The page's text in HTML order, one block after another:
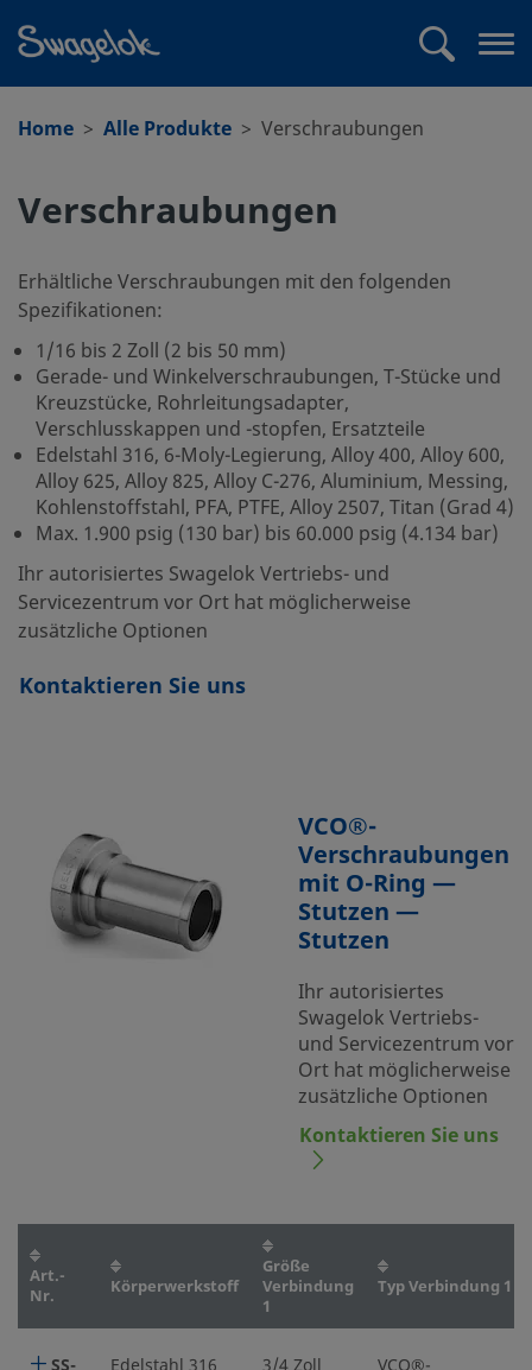
Home
Alle Produkte Verschraubungen
Verschraubungen
Erhältliche Verschraubungen mit den folgenden
Spezifikationen:
1/16 bis 2 Zoll (2 bis 50 mm)
Gerade- und Winkelverschraubungen, T-Stücke und
Kreuzstücke, Rohrleitungsadapter,
Verschlusskappen und -stopfen, Ersatzteile
Edelstahl 316, 6-Moly-Legierung, Alloy 400, Alloy 600,
Alloy 625, Alloy 825, Alloy C-276, Aluminium, Messing,
Kohlenstoffstahl, PFA, PTFE, Alloy 2507, Titan (Grad 4)
Max. 1.900 psig (130 bar) bis 60.000 psig (4.134 bar)
Ihr autorisiertes Swagelok Vertriebs- und
Servicezentrum vor Ort hat möglicherweise
zusätzliche Optionen
Kontaktieren Sie uns
VCO®-
Verschraubungen
mit O-Ring —
Stutzen —
Stutzen
Ihr autorisiertes
Swagelok Vertriebs-
und Servicezentrum vor
Ort hat möglicherweise
zusätzliche Optionen
Kontaktieren Sie uns
Art.-
Nr.
Körperwerkstoff
Größe
Verbindung
1
Typ Verbindung 1